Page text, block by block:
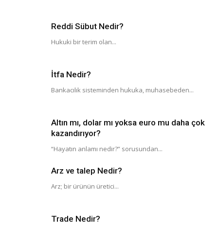
Reddi Sübut Nedir?
Hukuki bir terim olan...
İtfa Nedir?
Bankacılık sisteminden hukuka, muhasebeden...
Altın mı, dolar mı yoksa euro mu daha çok
kazandırıyor?
“Hayatın anlamı nedir?” sorusundan...
Arz ve talep Nedir?
Arz; bir ürünün üretici...
Trade Nedir?